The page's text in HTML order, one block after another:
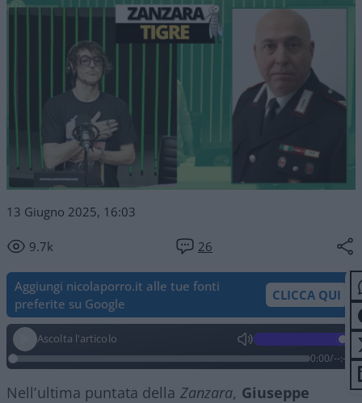
13 Giugno 2025, 16:03
9.7k 26
Aggiungi nicolaporro.it alle tue fonti
preferite su Google
CLICCA QUI
Ascolta l'articolo
0:00/--:--
Nell’ultima puntata della Zanzara, Giuseppe